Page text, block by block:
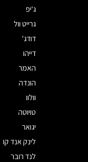
ג'יפ
גרייט וול
דודג'
דייהו
האמר
הונדה
וולוו
טויוטה
יגואר
לינק אנד קו
לנד רובר